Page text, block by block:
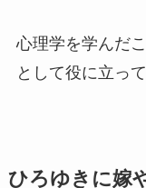
心理学を学んだ
として役に立っ
ひろゆきに嫁